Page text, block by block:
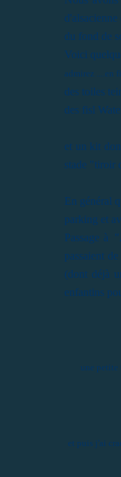
du fond de
Voici
admirez ....en
des toiles
des fisl
et un kit
stade "tiroir
En général
parking et
Passage à
passaient
(dont déjà
enfantins
une petite
et puis j'ai